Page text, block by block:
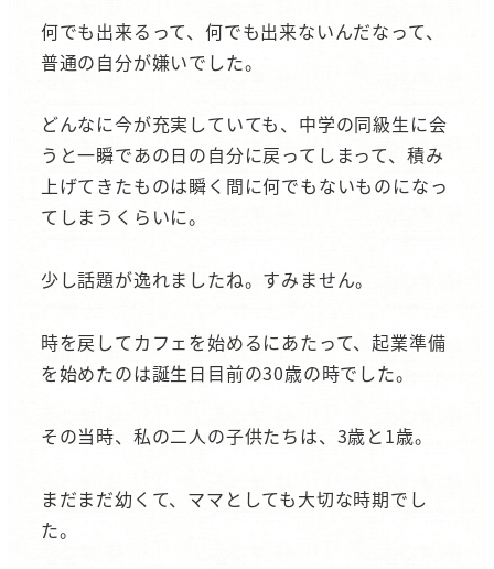
何でも出来るって、何でも出来ないんだなって、
普通の自分が嫌いでした。
どんなに今が充実していても、中学の同級生に会
うと一瞬であの日の自分に戻ってしまって、積み
上げてきたものは瞬く間に何でもないものになっ
てしまうくらいに。
少し話題が逸れましたね。すみません。
時を戻してカフェを始めるにあたって、起業準備
を始めたのは誕生日目前の30歳の時でした。
その当時、私の二人の子供たちは、3歳と1歳。
まだまだ幼くて、ママとしても大切な時期でし
た。